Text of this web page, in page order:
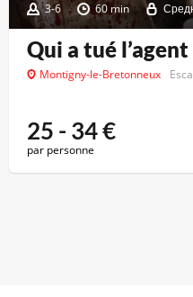
3-6 60 min
Qui a tué
Montigny-le-Bretonneux
25 - 34€
par personne